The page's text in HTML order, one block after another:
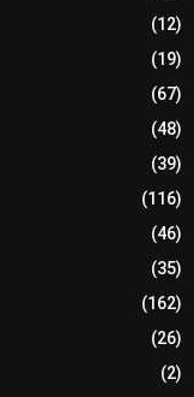
(12)
(19)
(67)
(48)
(39)
(116)
(46)
(35)
(162)
(26)
(2)